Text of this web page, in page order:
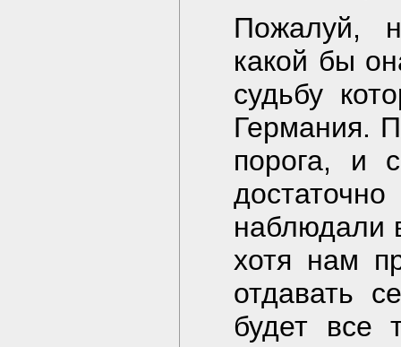
Пожалуй,
какой бы
судьбу
Германия.
порога, и
наблюдали
хотя нам
отдавать
будет все